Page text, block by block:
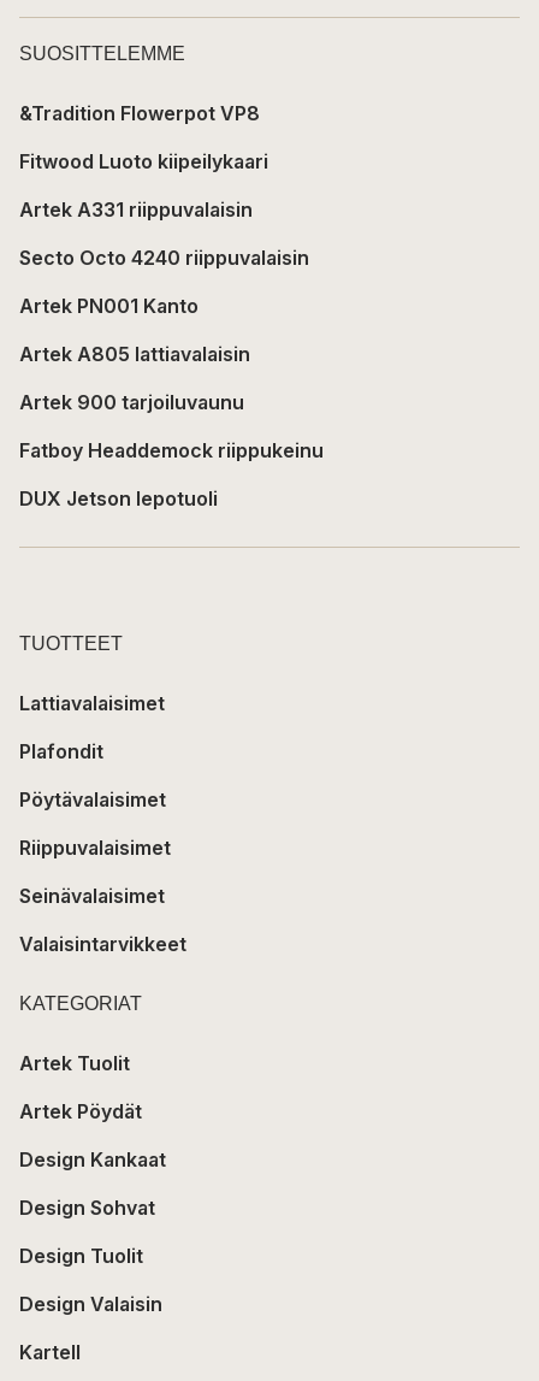
SUOSITTELEMME
&Tradition Flowerpot VP8
Fitwood Luoto kiipeilykaari
Artek A331 riippuvalaisin
Secto Octo 4240 riippuvalaisin
Artek PN001 Kanto
Artek A805 lattiavalaisin
Artek 900 tarjoiluvaunu
Fatboy Headdemock riippukeinu
DUX Jetson lepotuoli
TUOTTEET
Lattiavalaisimet
Plafondit
Pöytävalaisimet
Riippuvalaisimet
Seinävalaisimet
Valaisintarvikkeet
KATEGORIAT
Artek Tuolit
Artek Pöydät
Design Kankaat
Design Sohvat
Design Tuolit
Design Valaisin
Kartell